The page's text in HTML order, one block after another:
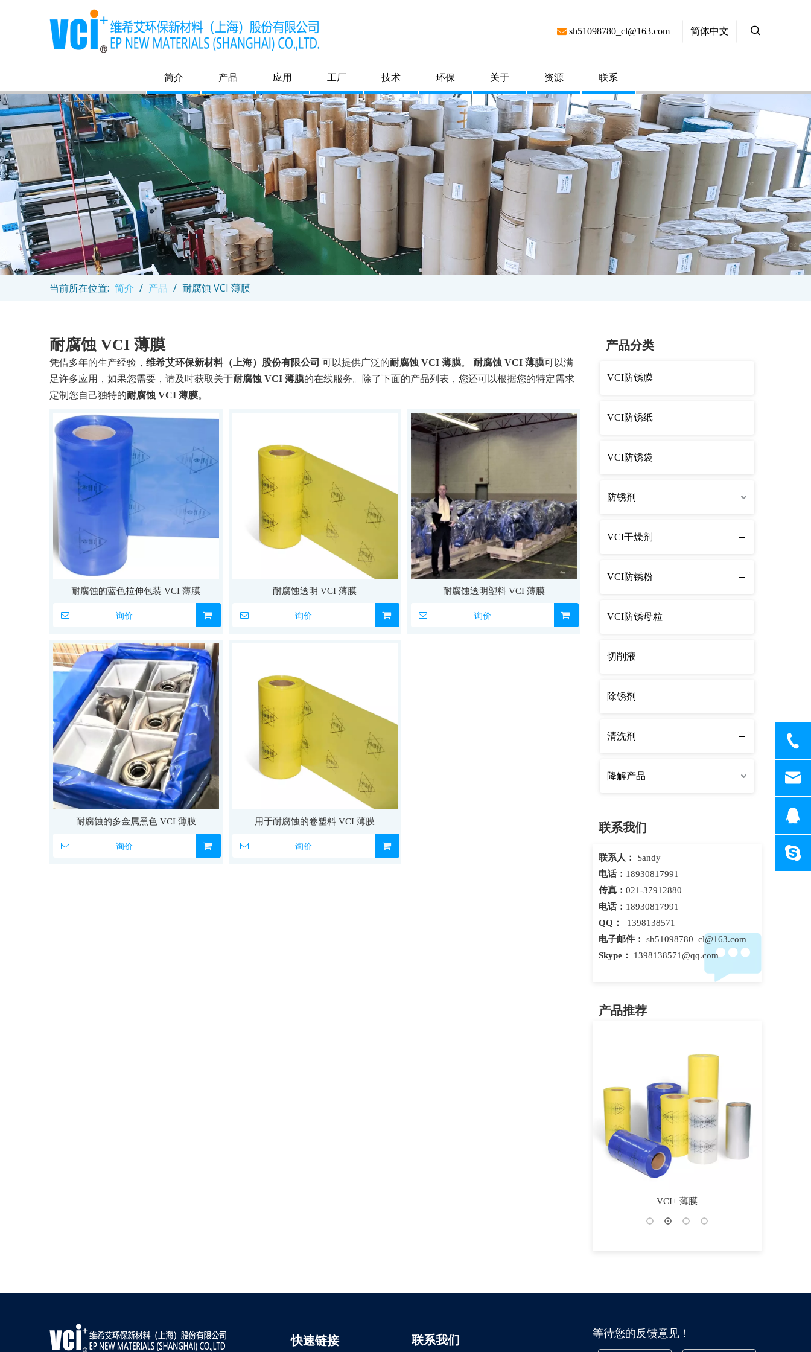
 sh51098780_cl@163.com 简体中文
简介 产品 应用 工厂 技术 环保 关于 资源 联系
当前所在位置: 简介 / 产品 / 耐腐蚀 VCI 薄膜
耐腐蚀 VCI 薄膜
凭借多年的生产经验， 维希艾环保新材料（上海）股份有限公司 可以提供广泛的耐腐蚀 VCI 薄膜。 耐腐蚀 VCI 薄膜可以满
足许多应用，如果您需要，请及时获取关于耐腐蚀 VCI 薄膜的在线服务。除了下面的产品列表，您还可以根据您的特定需求
定制您自己独特的耐腐蚀 VCI 薄膜。
耐腐蚀的蓝色拉伸包装 VCI 薄膜
询价
耐腐蚀透明 VCI 薄膜
询价
耐腐蚀透明塑料 VCI 薄膜
询价
耐腐蚀的多金属黑色 VCI 薄膜
询价
用于耐腐蚀的卷塑料 VCI 薄膜
询价
产品分类
VCI防锈膜
VCI防锈纸
VCI防锈袋
防锈剂
VCI干燥剂
VCI防锈粉
VCI防锈母粒
切削液
除锈剂
清洗剂
降解产品
联系我们
联系人：
Sandy
电话： 18930817991
传真： 021-37912880
电话： 18930817991
QQ： 1398138571
电子邮件： sh51098780_cl@163.com
Skype： 1398138571@qq.com
产品推荐
VCI+ 薄膜
快速链接 联系我们 等待您的反馈意见！